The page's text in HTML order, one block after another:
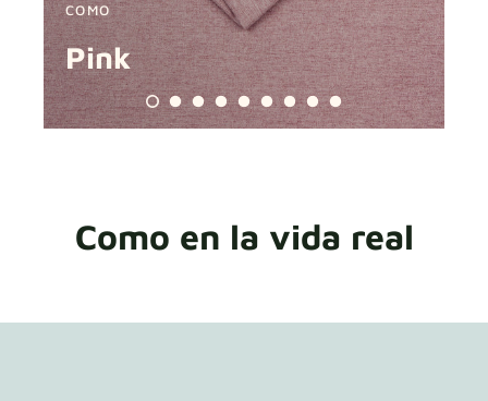
COMO
Pink
Como en la vida real